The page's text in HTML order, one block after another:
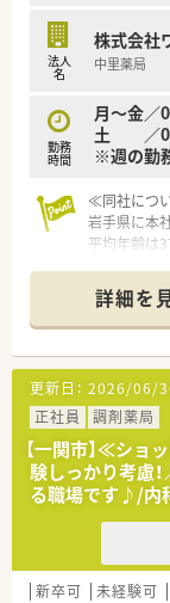
■結婚や出
支援制度を
法人
名
株式会社
中里薬局
勤務
時間
月～金／
土 ／
※週の勤
≪同社につ
岩手県に本
平均年齢は
地域で腰を
門前、病院
新規出店も
店舗数が増
ドと一緒に
成長を続け
≪企業ポイ
人事考課制
ご自身で決
施。管理薬
に現場を回
た分だけ評
だからこそ
詳細を
更新日： 2026/06/
正社員
調剤薬局
【一関市】≪ショ
験しっかり考慮
る職場です♪/内
新卒可 未経験可